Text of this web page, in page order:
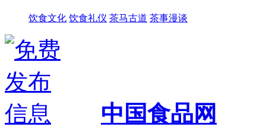
饮食文化 饮食礼仪 茶马古道 茶事漫谈
中国食品网